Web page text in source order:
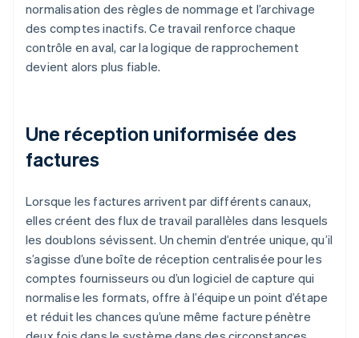
normalisation des règles de nommage et l’archivage
des comptes inactifs. Ce travail renforce chaque
contrôle en aval, car la logique de rapprochement
devient alors plus fiable.
Une réception uniformisée des
factures
Lorsque les factures arrivent par différents canaux,
elles créent des flux de travail parallèles dans lesquels
les doublons sévissent. Un chemin d’entrée unique, qu’il
s’agisse d’une boîte de réception centralisée pour les
comptes fournisseurs ou d’un logiciel de capture qui
normalise les formats, offre à l’équipe un point d’étape
et réduit les chances qu’une même facture pénètre